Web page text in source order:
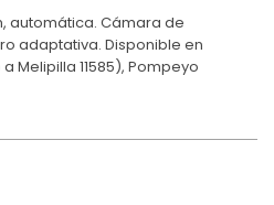
automática. Cámara de
adaptativa. Disponible en
a Melipilla 11585), Pompeyo